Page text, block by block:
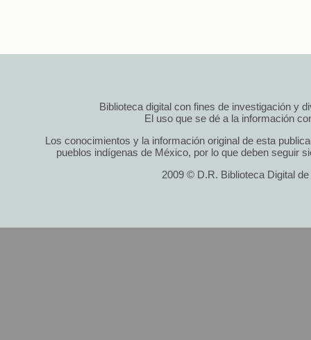
Biblioteca digital con fines de investigación y
El uso que se dé a la información
Los conocimientos y la información original de esta
pueblos indígenas de México, por lo que deben seguir
2009 © D.R. Biblioteca Digital